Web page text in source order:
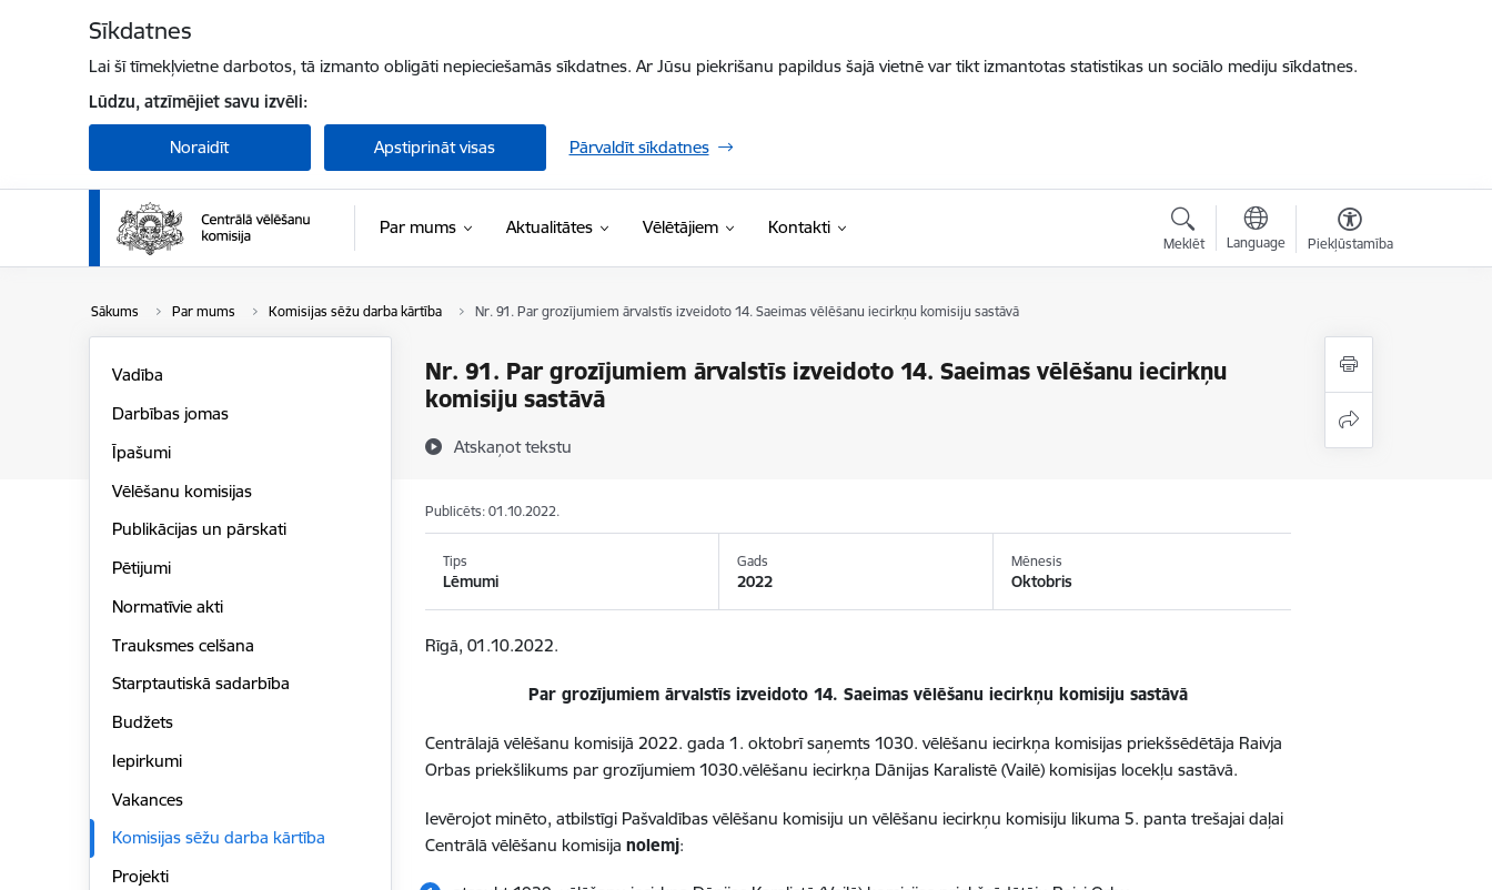
Sīkdatnes
Lai šī tīmekļvietne darbotos, tā izmanto obligāti nepieciešamās sīkdatnes. Ar Jūsu piekrišanu papildus šajā vietnē var tikt izmantotas statistikas un sociālo mediju sīkdatnes.
Lūdzu, atzīmējiet savu izvēli:
Noraidīt Apstiprināt visas Pārvaldīt sīkdatnes
Par mums Aktualitātes Vēlētājiem Kontakti
Meklēt Language Piekļūstamība
Sākums Par mums Komisijas sēžu darba kārtība Nr. 91. Par grozījumiem ārvalstīs izveidoto 14. Saeimas vēlēšanu iecirkņu komisiju sastāvā
Nr. 91. Par grozījumiem ārvalstīs izveidoto 14. Saeimas vēlēšanu iecirkņu
komisiju sastāvā
Atskaņot tekstu
Vadība
Darbības jomas
Īpašumi
Vēlēšanu komisijas
Publikācijas un pārskati
Pētijumi
Normatīvie akti
Trauksmes celšana
Starptautiskā sadarbība
Budžets
Iepirkumi
Vakances
Komisijas sēžu darba kārtība
Projekti
Publicēts: 01.10.2022.
Tips
Lēmumi
Gads
2022
Mēnesis
Oktobris
Rīgā, 01.10.2022.
Par grozījumiem ārvalstīs izveidoto 14. Saeimas vēlēšanu iecirkņu komisiju sastāvā
Centrālajā vēlēšanu komisijā 2022. gada 1. oktobrī saņemts 1030. vēlēšanu iecirkņa komisijas priekšsēdētāja Raivja
Orbas priekšlikums par grozījumiem 1030.vēlēšanu iecirkņa Dānijas Karalistē (Vailē) komisijas locekļu sastāvā.
Ievērojot minēto, atbilstīgi Pašvaldības vēlēšanu komisiju un vēlēšanu iecirkņu komisiju likuma 5. panta trešajai daļai
Centrālā vēlēšanu komisijanolemj: